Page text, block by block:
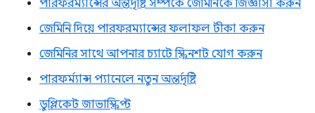
পারফরম্যান্সের অন্তর্দৃষ্টি সম্পর্কে জেমিনিকে জিজ্ঞাসা করুন
জেমিনি দিয়ে পারফরম্যান্সের ফলাফল টীকা করুন
জেমিনির সাথে আপনার চ্যাটে স্ক্রিনশট যোগ করুন
পারফর্ম্যান্স প্যানেলে নতুন অন্তর্দৃষ্টি
ডুপ্লিকেট জাভাস্ক্রিপ্ট